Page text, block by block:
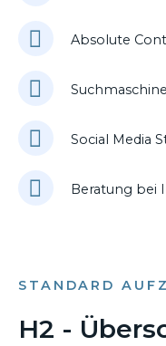
Absolute
Social Media
Beratung bei
STANDARD
H2 -